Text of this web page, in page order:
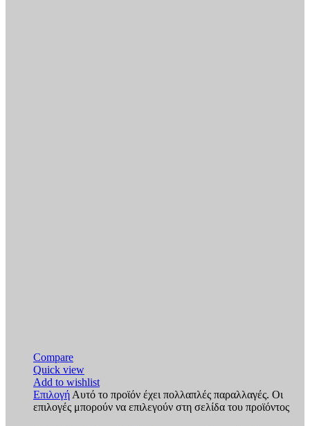
Compare
Quick view
Add to wishlist
Επιλογή Αυτό το προϊόν έχει πολλαπλές παραλλαγές. Οι
επιλογές μπορούν να επιλεγούν στη σελίδα του προϊόντος